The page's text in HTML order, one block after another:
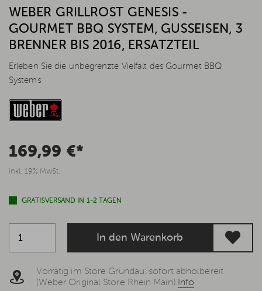
WEBER GRILLROST GENESIS -
GOURMET BBQ SYSTEM, GUSSEISEN, 3
BRENNER BIS 2016, ERSATZTEIL
Erleben Sie die unbegrenzte Vielfalt des Gourmet BBQ
Systems
169,99 €*
inkl. 19% MwSt.
GRATISVERSAND IN 1-2 TAGEN
In den Warenkorb
Vorrätig im Store Gründau: sofort abholbereit
(Weber Original Store Rhein Main) Info